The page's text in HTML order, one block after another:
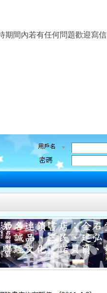
期間內若有任何問題歡迎寫信